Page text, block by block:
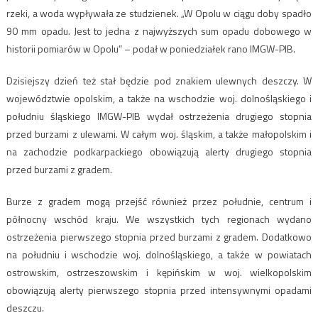
rzeki, a woda wypływała ze studzienek. „W Opolu w ciągu doby spadło
90 mm opadu. Jest to jedna z najwyższych sum opadu dobowego w
historii pomiarów w Opolu” – podał w poniedziałek rano IMGW-PIB.
Dzisiejszy dzień też stał będzie pod znakiem ulewnych deszczy. W
województwie opolskim, a także na wschodzie woj. dolnośląskiego i
południu śląskiego IMGW-PIB wydał ostrzeżenia drugiego stopnia
przed burzami z ulewami. W całym woj. śląskim, a także małopolskim i
na zachodzie podkarpackiego obowiązują alerty drugiego stopnia
przed burzami z gradem.
Burze z gradem mogą przejść również przez południe, centrum i
północny wschód kraju. We wszystkich tych regionach wydano
ostrzeżenia pierwszego stopnia przed burzami z gradem. Dodatkowo
na południu i wschodzie woj. dolnośląskiego, a także w powiatach
ostrowskim, ostrzeszowskim i kępińskim w woj. wielkopolskim
obowiązują alerty pierwszego stopnia przed intensywnymi opadami
deszczu.